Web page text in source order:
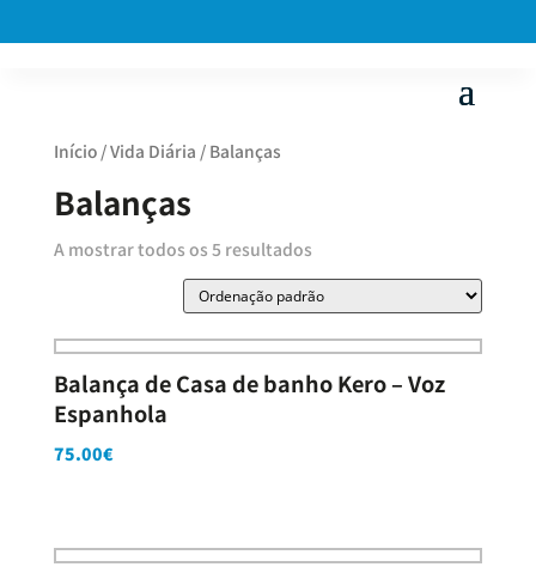
Início/Vida Diária / Balanças
Balanças
A mostrar todos os 5 resultados
Balança de Casa de banho Kero – Voz
Espanhola
75.00€